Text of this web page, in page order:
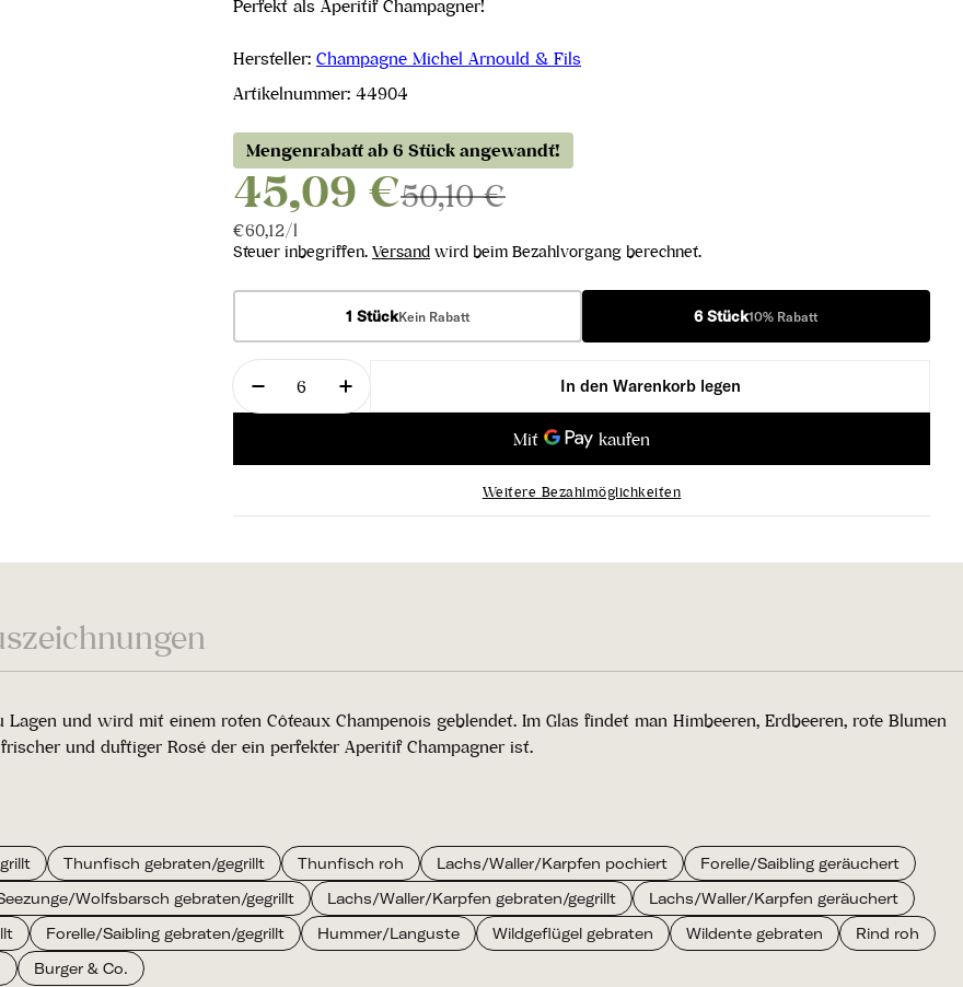
Perfekt als Aperitif Champagner!
Hersteller: Champagne Michel Arnould & Fils
Artikelnummer: 44904
Mengenrabatt ab 6 Stück angewandt!
45,09 €50,10 €
Stückpreis
€60,12/pro
l
Steuer inbegriffen. Versand wird beim Bezahlvorgang berechnet.
1 StückKein Rabatt 6 Stück10% Rabatt
Menge
Menge für Champagne Genèse Rosé Grand Cru Extra Brut verringern
Menge für Champagne Genèse Rosé Grand Cru Extra Brut erhöhen
In den Warenkorb legen
Weitere Bezahlmöglichkeiten
und wird mit einem roten Côteaux Champenois geblendet. Im Glas findet man Himbeeren, Erdbeeren, rote Blumen
und duftiger Rosé der ein perfekter Aperitif Champagner ist.
Thunfisch gebraten/gegrillt Thunfisch roh Lachs/Waller/Karpfen pochiert
Forelle/Saibling geräuchert
Wolfsbarsch gebraten/gegrillt Lachs/Waller/Karpfen gebraten/gegrillt
Lachs/Waller/Karpfen geräuchert
Forelle/Saibling gebraten/gegrillt Hummer/Languste Wildgeflügel gebraten Wildente gebraten
Rind roh
Burger & Co.